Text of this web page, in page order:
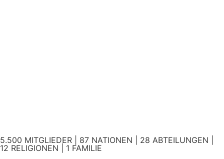
5.500 MITGLIEDER | 87 NATIONEN | 28 ABTEILUNGEN |
12 RELIGIONEN | 1 FAMILIE